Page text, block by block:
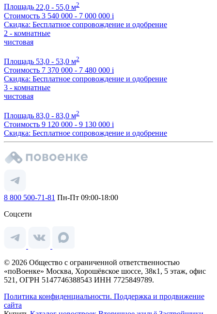
Площадь 22,0 - 55,0 м2
Стоимость 3 540 000 - 7 000 000 i
Скидка: Бесплатное сопровождение и одобрение
2 - комнатные
чистовая
Площадь 53,0 - 53,0 м2
Стоимость 7 370 000 - 7 480 000 i
Скидка: Бесплатное сопровождение и одобрение
3 - комнатные
чистовая
Площадь 83,0 - 83,0 м2
Стоимость 9 120 000 - 9 130 000 i
Скидка: Бесплатное сопровождение и одобрение
8 800 500-71-81 Пн-Пт 09:00-18:00
Соцсети
© 2026 Общество с ограниченной ответственностью
«поВоенке» Москва, Хорошёвское шоссе, 38к1, 5 этаж, офис
521, ОГРН 5147746388543 ИНН 7725849789.
Политика конфиденциальности. Поддержка и продвижение
сайта